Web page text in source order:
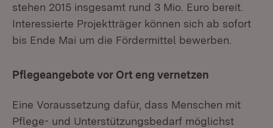
stehen 2015 insgesamt rund 3 Mio. Euro bereit.
Interessierte Projektträger können sich ab sofort
bis Ende Mai um die Fördermittel bewerben.
Pflegeangebote vor Ort eng vernetzen
Eine Voraussetzung dafür, dass Menschen mit
Pflege- und Unterstützungsbedarf möglichst